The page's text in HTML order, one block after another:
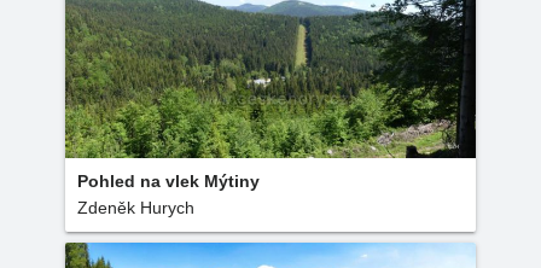
Pohled na vlek Mýtiny
Zdeněk Hurych